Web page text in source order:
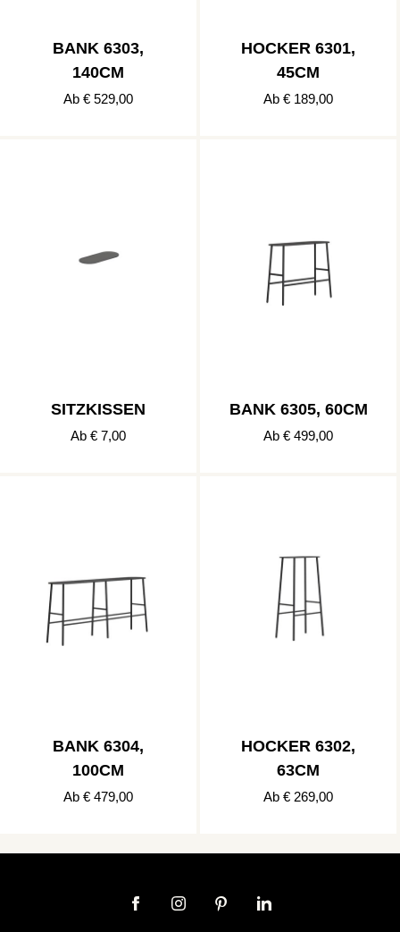
BANK 6303,
140CM
Ab € 529,00
HOCKER 6301,
45CM
Ab € 189,00
SITZKISSEN
Ab € 7,00
BANK 6305, 60CM
Ab € 499,00
BANK 6304,
100CM
Ab € 479,00
HOCKER 6302,
63CM
Ab € 269,00